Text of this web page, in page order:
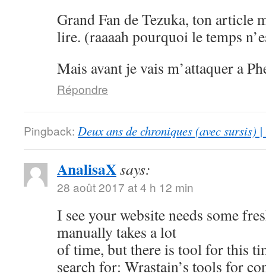
Grand Fan de Tezuka, ton article
lire. (raaaah pourquoi le temps
Mais avant je vais m’attaquer a
Répondre
Pingback: Deux ans de chroniques (avec sursis)
AnalisaXsays:
28 août 2017 at 4 h 12 min
I see your website needs some
manually takes a lot
of time, but there is tool for this
search for: Wrastain’s tools for